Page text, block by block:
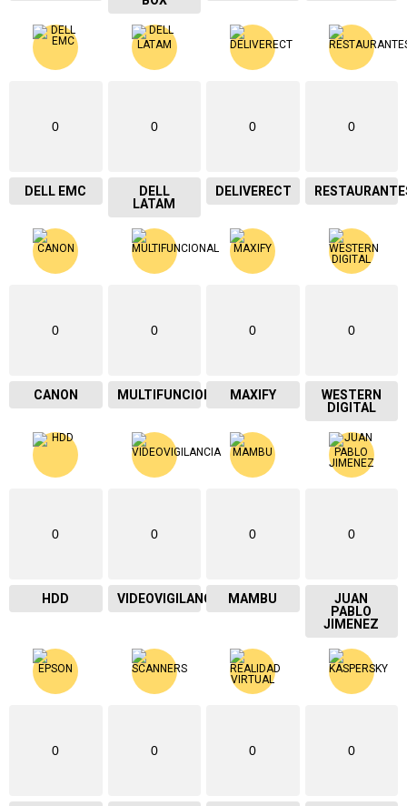
0
DELL EMC
0
DELL
LATAM
0
DELIVERECT
0
0
CANON
0
MULTIFUNCIONAL
0
MAXIFY
0
WESTERN
DIGITAL
0
HDD
0
VIDEOVIGILANCIA
0
MAMBU
0
JUAN
PABLO
JIMENEZ
0 0 0 0